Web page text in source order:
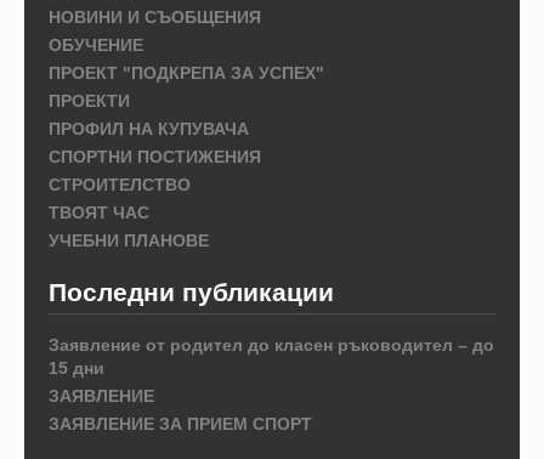
НОВИНИ И СЪОБЩЕНИЯ
ОБУЧЕНИЕ
ПРОЕКТ "ПОДКРЕПА ЗА УСПЕХ"
ПРОЕКТИ
ПРОФИЛ НА КУПУВАЧА
СПОРТНИ ПОСТИЖЕНИЯ
СТРОИТЕЛСТВО
ТВОЯТ ЧАС
УЧЕБНИ ПЛАНОВЕ
Последни публикации
Заявление от родител до класен ръководител – до
15 дни
ЗАЯВЛЕНИЕ
ЗАЯВЛЕНИЕ ЗА ПРИЕМ СПОРТ